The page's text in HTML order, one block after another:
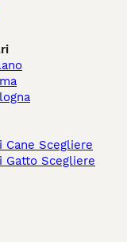
Cane Scegliere
Gatto Scegliere